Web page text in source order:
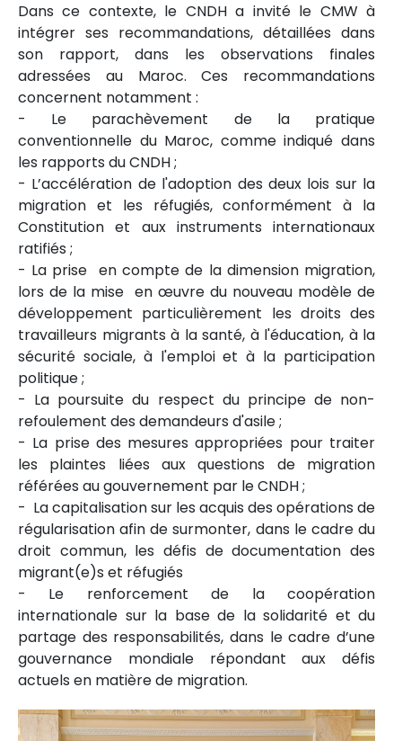
Dans ce contexte, le CNDH a invité le CMW à
intégrer ses recommandations, détaillées dans
son rapport, dans les observations finales
adressées au Maroc. Ces recommandations
concernent notamment :
- Le parachèvement de la pratique
conventionnelle du Maroc, comme indiqué dans
les rapports du CNDH ;
- L’accélération de l'adoption des deux lois sur la
migration et les réfugiés, conformément à la
Constitution et aux instruments internationaux
ratifiés ;
- La prise en compte de la dimension migration,
lors de la mise en œuvre du nouveau modèle de
développement particulièrement les droits des
travailleurs migrants à la santé, à l'éducation, à la
sécurité sociale, à l'emploi et à la participation
politique ;
- La poursuite du respect du principe de non-
refoulement des demandeurs d'asile ;
- La prise des mesures appropriées pour traiter
les plaintes liées aux questions de migration
référées au gouvernement par le CNDH ;
- La capitalisation sur les acquis des opérations de
régularisation afin de surmonter, dans le cadre du
droit commun, les défis de documentation des
migrant(e)s et réfugiés
- Le renforcement de la coopération
internationale sur la base de la solidarité et du
partage des responsabilités, dans le cadre d’une
gouvernance mondiale répondant aux défis
actuels en matière de migration.